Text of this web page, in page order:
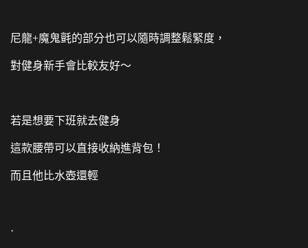
尼龍+魔鬼氈的部分也可以隨時調整鬆緊度，
對健身新手會比較友好～
若是想要下班就去健身
這款腰帶可以直接收納進背包！
而且他比水壺還輕
·